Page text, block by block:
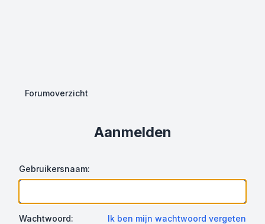
Forumoverzicht
Aanmelden
Gebruikersnaam:
Wachtwoord: Ik ben mijn wachtwoord vergeten